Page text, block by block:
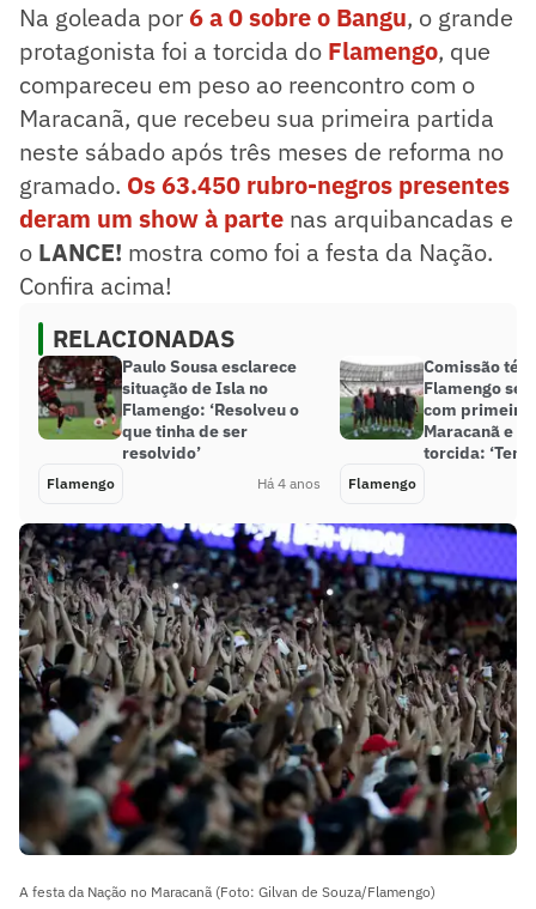
Na goleada por6 a 0 sobre o Bangu, o grande
protagonista foi a torcida do Flamengo, que
compareceu em peso ao reencontro com o
Maracanã, que recebeu sua primeira partida
neste sábado após três meses de reforma no
gramado. Os 63.450 rubro-negros presentes
deram um show à parte nas arquibancadas e
o LANCE! mostra como foi a festa da Nação.
Confira acima!
RELACIONADAS
Paulo Sousa esclarece
situação de Isla no
Flamengo: ‘Resolveu o
que tinha de ser
resolvido’
Flamengo Há 4 anos
Comissão
Flamengo se
com primeira
Maracanã e
torcida:
Flamengo
A festa da Nação no Maracanã (Foto: Gilvan de Souza/Flamengo)